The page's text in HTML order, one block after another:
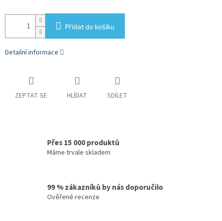
Přidat do košíku
Detailní informace
ZEPTAT SE HLÍDAT SDÍLET
Přes 15 000 produktů
Máme trvale skladem
99 % zákazníků by nás doporučilo
Ověřené recenze